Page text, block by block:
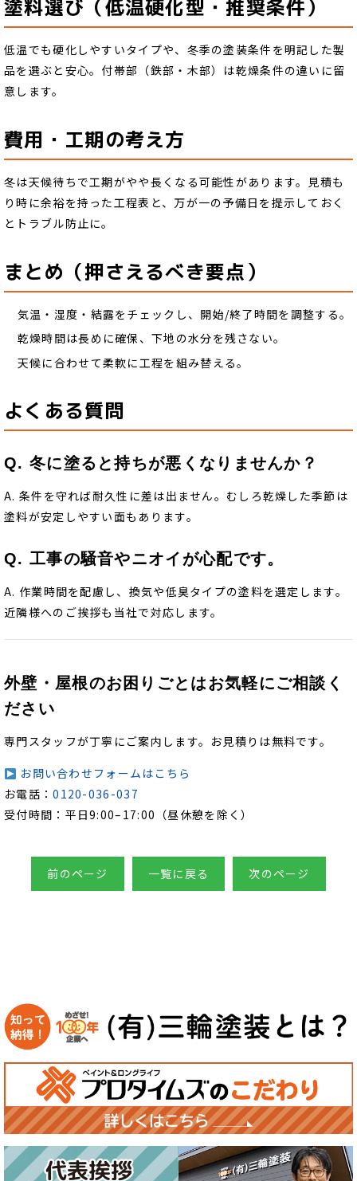
塗料選び（低温硬化型・推奨条件）
低温でも硬化しやすいタイプや、冬季の塗装条件を明記した製
品を選ぶと安心。付帯部（鉄部・木部）は乾燥条件の違いに留
意します。
費用・工期の考え方
冬は天候待ちで工期がやや長くなる可能性があります。見積も
り時に余裕を持った工程表と、万が一の予備日を提示しておく
とトラブル防止に。
まとめ（押さえるべき要点）
気温・湿度・結露をチェックし、開始/終了時間を調整する。
乾燥時間は長めに確保、下地の水分を残さない。
天候に合わせて柔軟に工程を組み替える。
よくある質問
Q. 冬に塗ると持ちが悪くなりませんか？
A. 条件を守れば耐久性に差は出ません。むしろ乾燥した季節は
塗料が安定しやすい面もあります。
Q. 工事の騒音やニオイが心配です。
A. 作業時間を配慮し、換気や低臭タイプの塗料を選定します。
近隣様へのご挨拶も当社で対応します。
外壁・屋根のお困りごとはお気軽にご相談く
ださい
専門スタッフが丁寧にご案内します。お見積りは無料です。
お問い合わせフォームはこちら
お電話：0120-036-037
受付時間：平日9:00–17:00（昼休憩を除く）
前のページ 一覧に戻る 次のページ